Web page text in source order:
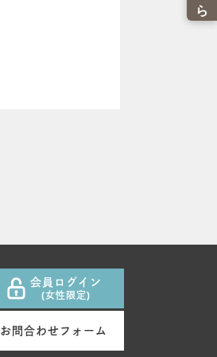
会員ログイン
(女性限定)
お問合わせフォーム